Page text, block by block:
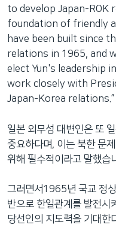
to develop Japan-ROK
foundation of friendly
have been built since
relations in 1965, and
elect Yun's leadership
work closely with
Japan-Korea relations.”
일본 외무성 대변인은 또
중요하다며, 이는 북한 문
위해 필수적이라고 말했습
그러면서1965년 국교 정
반으로 한일관계를 발전시
당선인의 지도력을 기대한